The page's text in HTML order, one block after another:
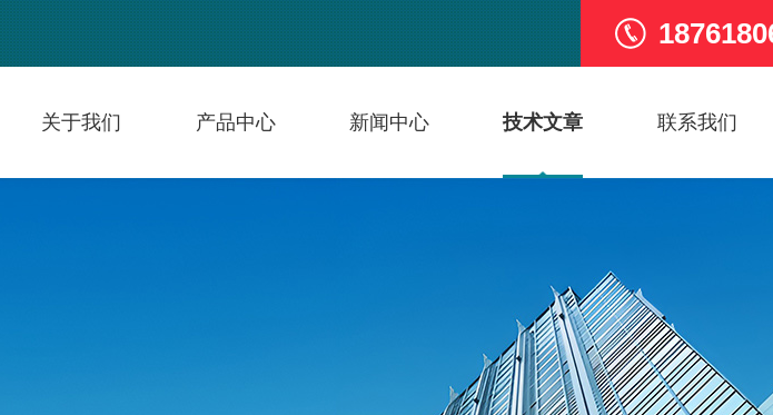
关于我们 产品中心 新闻中心 技术文章 联系我们